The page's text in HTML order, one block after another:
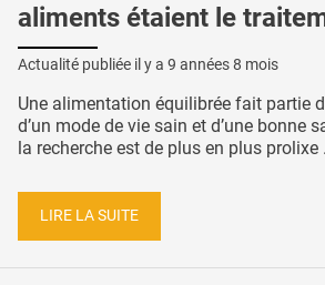
aliments étaient le
Actualité publiée il y a 9 années 8 mois
Une alimentation équilibrée fait partie
d’un mode de vie sain et d’une bonne
la recherche est de plus en plus prolixe
LIRE LA SUITE